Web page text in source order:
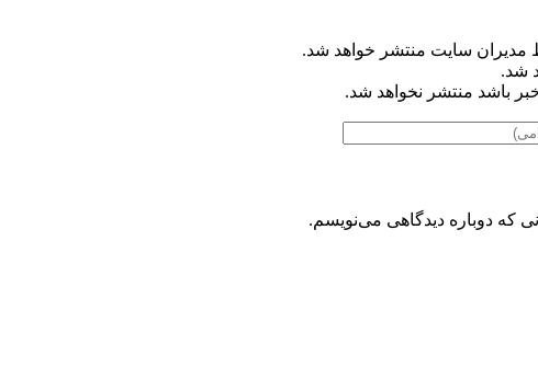
مدیران سایت منتشر خواهد شد.
شد.
باشد منتشر نخواهد شد.
که دوباره دیدگاهی می‌نویسم.